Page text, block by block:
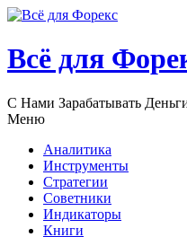
Всё для
С Нами Зарабатывать
Меню
Аналитика
Инструменты
Стратегии
Советники
Индикаторы
Книги